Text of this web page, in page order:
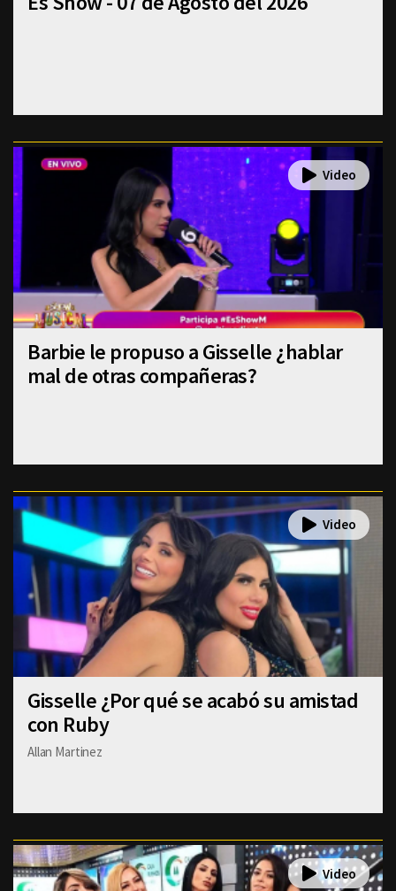
Barbie le propuso a Gisselle ¿hablar
mal de otras compañeras?
Gisselle ¿Por qué se acabó su amistad
con Ruby
Allan Martinez